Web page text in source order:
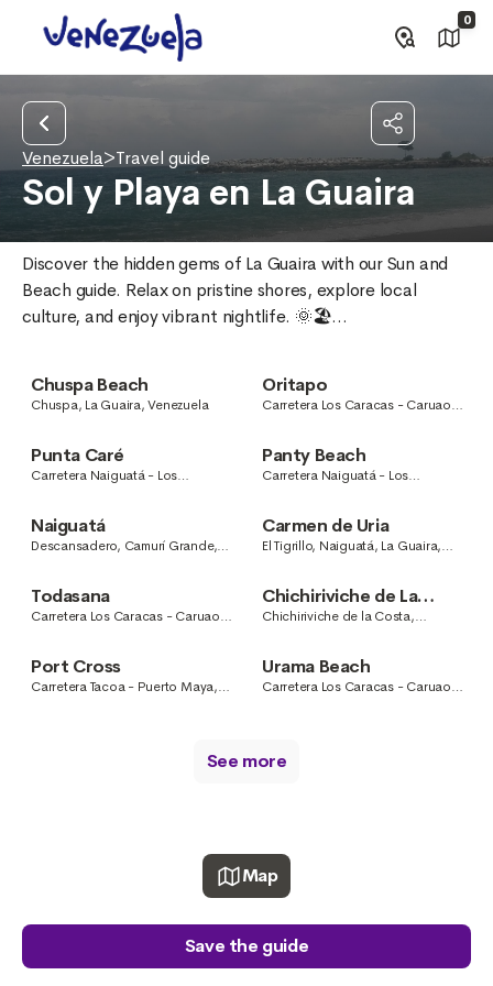
0
Venezuela>Travel guide
Sol y Playa en La Guaira
Discover the hidden gems of La Guaira with our Sun and
Beach guide. Relax on pristine shores, explore local
culture, and enjoy vibrant nightlife. 🌞🏖...
Chuspa Beach
Chuspa, La Guaira, Venezuela
Oritapo
Carretera Los Caracas - Caruao,
Punta Caré
Carretera Naiguatá - Los
Panty Beach
Carretera Naiguatá - Los
Naiguatá
Descansadero, Camurí Grande,
Carmen de Uria
El Tigrillo, Naiguatá, La Guaira,
Todasana
Carretera Los Caracas - Caruao,
Chichiriviche de La
Costa
Chichiriviche de la Costa,
Port Cross
Carretera Tacoa - Puerto Maya,
Urama Beach
Carretera Los Caracas - Caruao,
See more
Map
Save the guide